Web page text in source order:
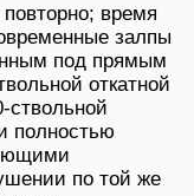
время
залпы
под прямым
откатной
ствольной
полностью
по той же